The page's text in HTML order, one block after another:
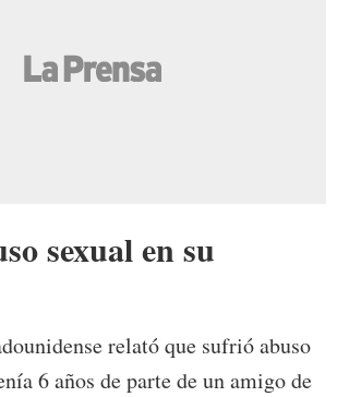
sexual en su
relató que sufrió abuso
6 años de parte de un amigo de